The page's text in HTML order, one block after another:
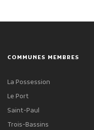
COMMUNES MEMBRES
La Possession
Le Port
Saint-Paul
Trois-Bassins